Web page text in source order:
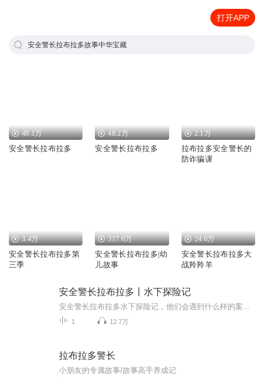
打开APP
安全警长拉布拉多故事中华宝藏
49.1万
安全警长拉布拉多
48.2万
安全警长拉布拉多
2.1万
拉布拉多安全警长的
防诈骗课
3.4万
安全警长拉布拉多第
三季
317.6万
安全警长拉布拉多|幼
儿故事
24.6万
安全警长拉布拉多大
战羚羚羊
安全警长拉布拉多丨水下探险记
1 12.7万
拉布拉多警长
小朋友的专属故事/故事高手养成记